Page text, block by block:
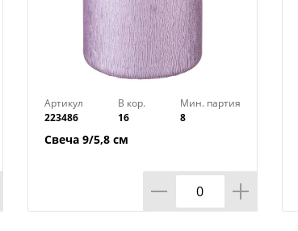
Артикул
223486
В кор.
16
Мин. партия
8
Свеча 9/5,8 см